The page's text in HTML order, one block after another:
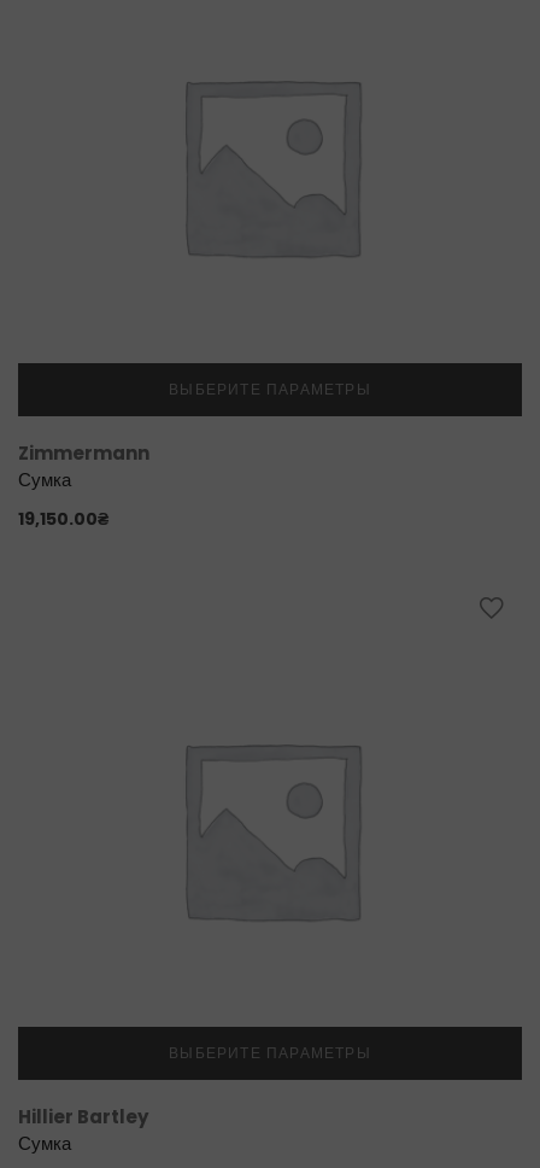
ВЫБЕРИТЕ ПАРАМЕТРЫ
Zimmermann
Сумка
19,150.00₴
ВЫБЕРИТЕ ПАРАМЕТРЫ
Hillier Bartley
Сумка